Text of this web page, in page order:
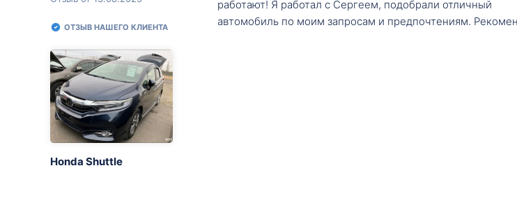
ОТЗЫВ НАШЕГО КЛИЕНТА
Honda Shuttle
работают! Я работал с Сергеем, подобрали отличный
автомобиль по моим запросам и предпочтениям.